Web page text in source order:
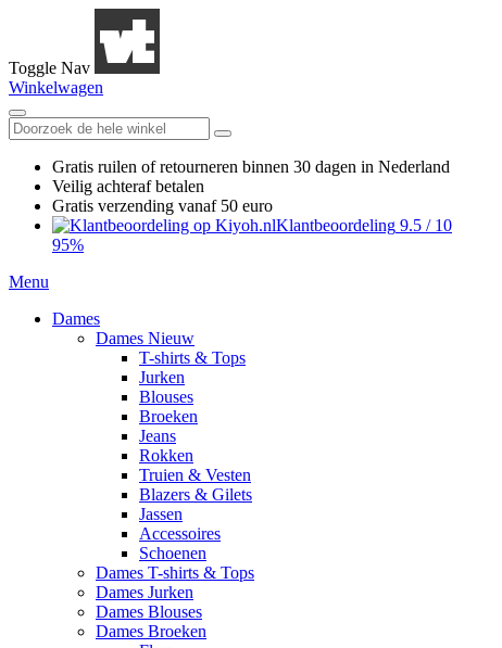
Toggle Nav
Winkelwagen
Gratis ruilen of retourneren binnen 30 dagen in Nederland
Veilig achteraf betalen
Gratis verzending vanaf 50 euro
Klantbeoordeling 9.5 / 10
95%
Menu
Dames
Dames Nieuw
T-shirts & Tops
Jurken
Blouses
Broeken
Jeans
Rokken
Truien & Vesten
Blazers & Gilets
Jassen
Accessoires
Schoenen
Dames T-shirts & Tops
Dames Jurken
Dames Blouses
Dames Broeken